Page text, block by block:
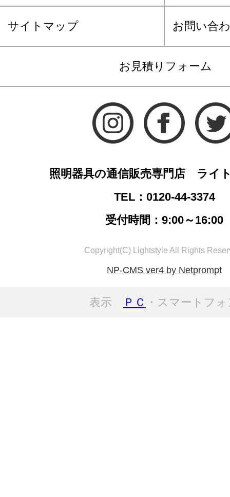
サイトマップ お問い合
お見積りフォーム
照明器具の通信販売専門店 ライ
TEL：0120-44-3374
受付時間：9:00～16:00
Copyright(C) Lightstyle All Rights
NP-CMS ver4 by Netprompt
表示 ＰＣ ・スマートフ